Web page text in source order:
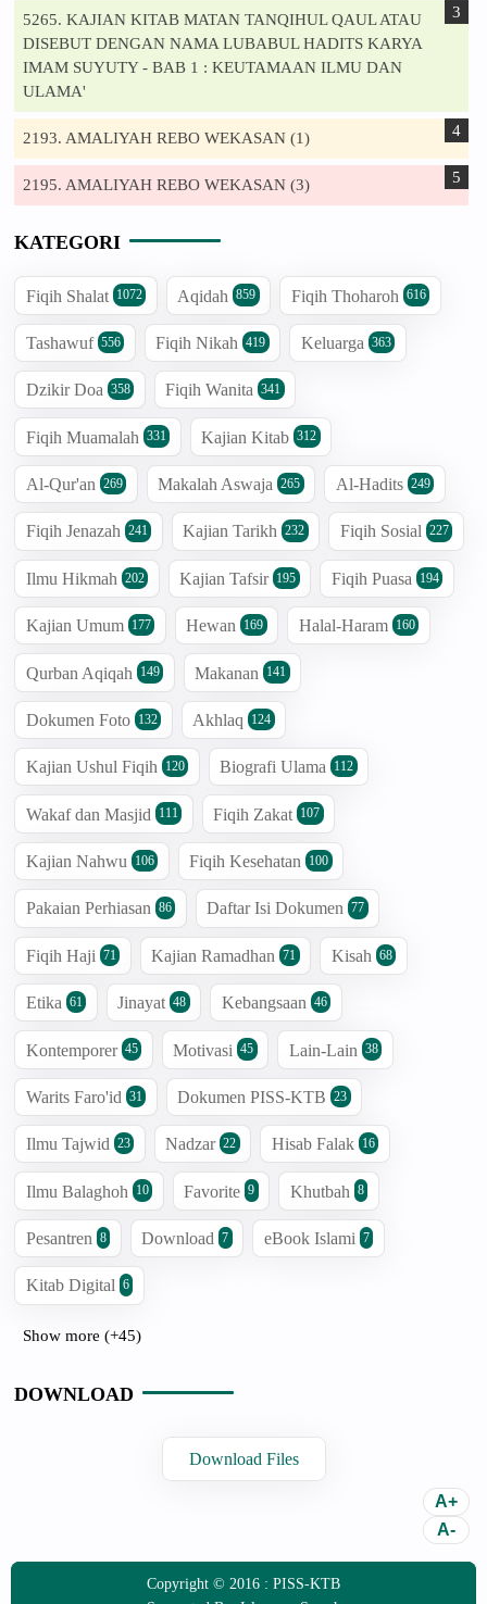
5265. KAJIAN KITAB MATAN TANQIHUL QAUL ATAU
DISEBUT DENGAN NAMA LUBABUL HADITS KARYA
IMAM SUYUTY - BAB 1 : KEUTAMAAN ILMU DAN
ULAMA'
2193. AMALIYAH REBO WEKASAN (1)
2195. AMALIYAH REBO WEKASAN (3)
KATEGORI
Fiqih Shalat 1072 Aqidah 859 Fiqih Thoharoh 616
Tashawuf 556 Fiqih Nikah 419 Keluarga 363
Dzikir Doa 358 Fiqih Wanita 341
Fiqih Muamalah 331 Kajian Kitab 312
Al-Qur'an 269 Makalah Aswaja 265 Al-Hadits 249
Fiqih Jenazah 241 Kajian Tarikh 232 Fiqih Sosial 227
Ilmu Hikmah 202 Kajian Tafsir 195 Fiqih Puasa 194
Kajian Umum 177 Hewan 169 Halal-Haram 160
Qurban Aqiqah 149 Makanan 141
Dokumen Foto 132 Akhlaq 124
Kajian Ushul Fiqih 120 Biografi Ulama 112
Wakaf dan Masjid 111 Fiqih Zakat 107
Kajian Nahwu 106 Fiqih Kesehatan 100
Pakaian Perhiasan 86 Daftar Isi Dokumen 77
Fiqih Haji 71 Kajian Ramadhan 71 Kisah 68
Etika 61 Jinayat 48 Kebangsaan 46
Kontemporer 45 Motivasi 45 Lain-Lain 38
Warits Faro'id 31 Dokumen PISS-KTB 23
Ilmu Tajwid 23 Nadzar 22 Hisab Falak 16
Ilmu Balaghoh 10 Favorite 9 Khutbah 8
Pesantren 8 Download 7 eBook Islami 7
Kitab Digital 6
Show more (+45)
DOWNLOAD
Download Files
Copyright © 2016 : PISS-KTB